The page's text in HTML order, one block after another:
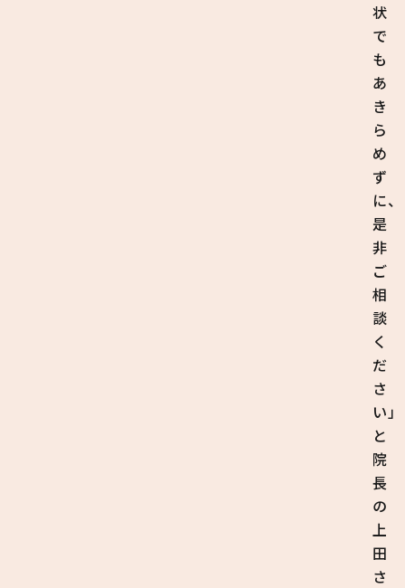
状
で
も
あ
き
ら
め
ず
に、
是
非
ご
相
談
く
だ
さ
い」
と
院
長
の
上
田
さ